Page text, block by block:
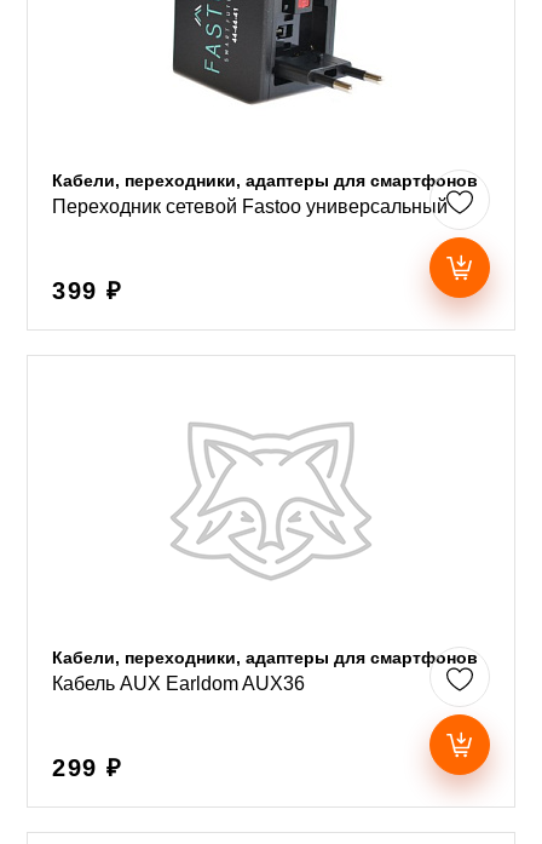
Кабели, переходники, адаптеры для смартфонов
Переходник сетевой Fastoo универсальный
399 ₽
Кабели, переходники, адаптеры для смартфонов
Кабель AUX Earldom AUX36
299 ₽